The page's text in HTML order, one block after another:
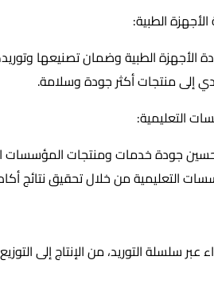
الطبية وضمان تصنيعها
إلى منتجات أكثر جودة وسلامة.
جودة خدمات ومنتجات المؤسسات